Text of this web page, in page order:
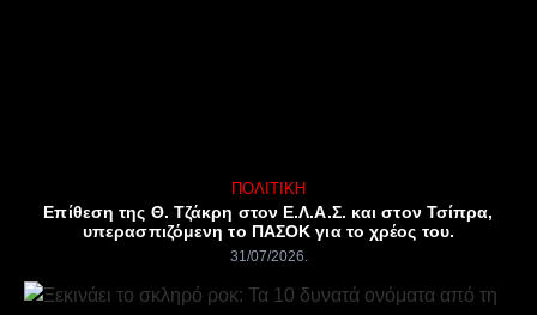
ΠΟΛΙΤΙΚΉ
Επίθεση της Θ. Τζάκρη στον Ε.Λ.Α.Σ. και στον Τσίπρα,
υπερασπιζόμενη το ΠΑΣΟΚ για το χρέος του.
31/07/2026